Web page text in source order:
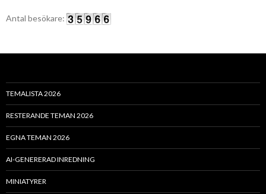
Antal besökare:
TEMALISTA 2026
RESTERANDE TEMAN 2026
EGNA TEMAN 2026
AI-GENERERAD INREDNING
MINIATYRER